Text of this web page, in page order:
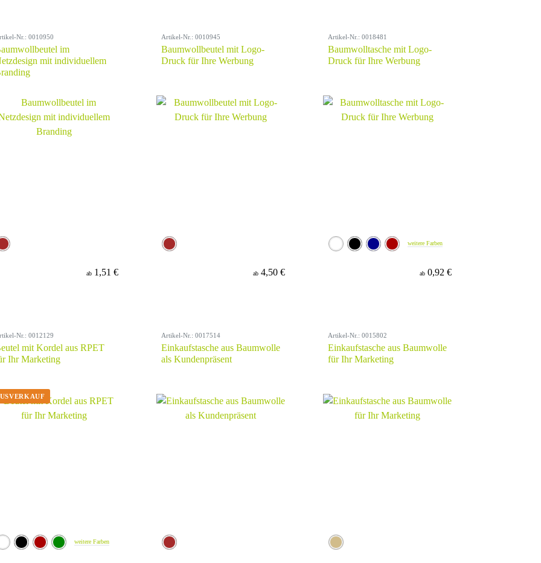
Nr.: 0010950
im
mit individuellem
ab 1,51 €
Artikel-Nr.: 0010945
Baumwollbeutel mit Logo-
Druck für Ihre Werbung
ab 4,50 €
Artikel-Nr.: 0018481
Baumwolltasche mit Logo-
Druck für Ihre Werbung
weitere Farben
ab 0,92 €
Nr.: 0012129
mit Kordel aus RPET
Ihr Marketing
weitere Farben
Artikel-Nr.: 0017514
Einkaufstasche aus Baumwolle
als Kundenpräsent
Artikel-Nr.: 0015802
Einkaufstasche aus Baumwolle
für Ihr Marketing